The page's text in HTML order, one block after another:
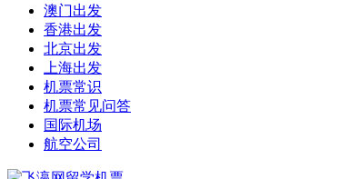
澳门出发
香港出发
北京出发
上海出发
机票常识
机票常见问答
国际机场
航空公司